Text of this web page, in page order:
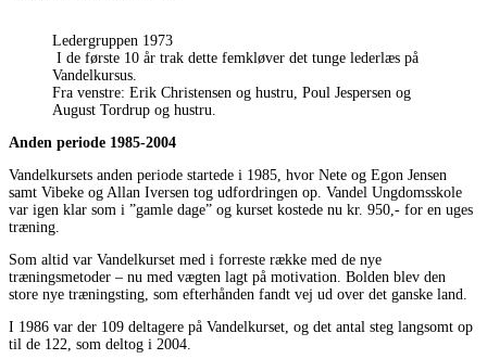
Ledergruppen 1973
I de første 10 år trak dette femkløver det tunge lederlæs på
Vandelkursus.
Fra venstre: Erik Christensen og hustru, Poul Jespersen og
August Tordrup og hustru.
Anden periode 1985-2004
Vandelkursets anden periode startede i 1985, hvor Nete og Egon Jensen
samt Vibeke og Allan Iversen tog udfordringen op. Vandel Ungdomsskole
var igen klar som i ”gamle dage” og kurset kostede nu kr. 950,- for en uges
træning.
Som altid var Vandelkurset med i forreste række med de nye
træningsmetoder – nu med vægten lagt på motivation. Bolden blev den
store nye træningsting, som efterhånden fandt vej ud over det ganske land.
I 1986 var der 109 deltagere på Vandelkurset, og det antal steg langsomt op
til de 122, som deltog i 2004.